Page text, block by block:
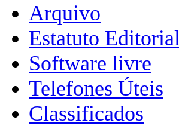
Arquivo
Estatuto Editorial
Software livre
Telefones Úteis
Classificados